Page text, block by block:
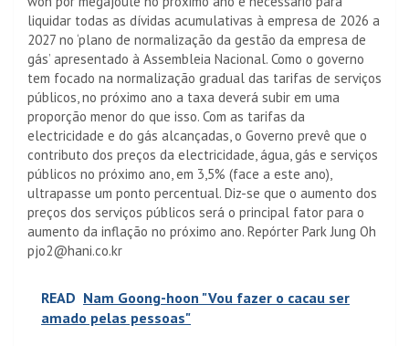
liquidar todas as dívidas acumulativas à empresa de 2026 a
2027 no ‘plano de normalização da gestão da empresa de
gás’ apresentado à Assembleia Nacional. Como o governo
tem focado na normalização gradual das tarifas de serviços
públicos, no próximo ano a taxa deverá subir em uma
proporção menor do que isso. Com as tarifas da
electricidade e do gás alcançadas, o Governo prevê que o
contributo dos preços da electricidade, água, gás e serviços
públicos no próximo ano, em 3,5% (face a este ano),
ultrapasse um ponto percentual. Diz-se que o aumento dos
preços dos serviços públicos será o principal fator para o
aumento da inflação no próximo ano. Repórter Park Jung Oh
pjo2@hani.co.kr
READ Nam Goong-hoon "Vou fazer o cacau ser
amado pelas pessoas"